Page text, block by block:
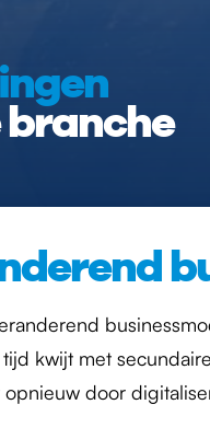
branche
kwijt met
opnieuw door